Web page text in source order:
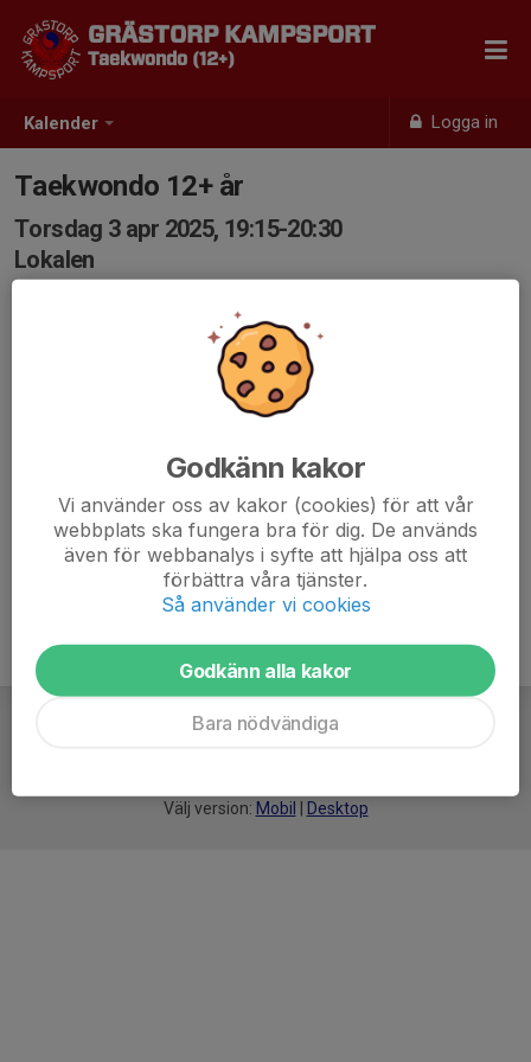
Kalender Logga in
GRÄSTORP KAMPSPORT
Taekwondo (12+)
Taekwondo 12+ år
Torsdag 3 apr 2025, 19:15-20:30
Lokalen
Välj version: Mobil Desktop
Godkänn kakor
Vi använder oss av kakor (cookies) för att vår
webbplats ska fungera bra för dig. De används
även för webbanalys i syfte att hjälpa oss att
förbättra våra tjänster.
Så använder vi cookies
Godkänn alla kakor
Bara nödvändiga